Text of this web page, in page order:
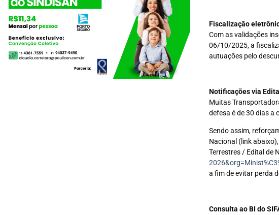
Fiscalização
Com as validações
06/10/2025, a
autuações pelo
Notificações via Edital
Muitas
defesa é de 30 dias
Sendo assim,
Nacional (link
Terrestres / Edital de
a fim de evitar perda
Consulta ao BI do